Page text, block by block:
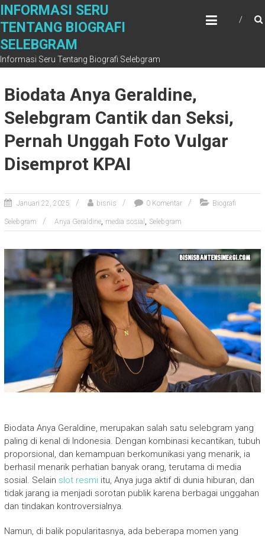
S
p
t
o
INFORMASI SERU
TENTANG BIOGRAFI
SELEBGRAM
Informasi Seru Tentang Biografi Selebgram
Biodata Anya Geraldine,
Selebgram Cantik dan Seksi,
Pernah Unggah Foto Vulgar
Disemprot KPAI
Januari 22, 2025 bisnis 0 Komentar Biografi
Selebgram Anya Geraldine, media sosial , Selebgram
Biodata Anya Geraldine, merupakan salah satu selebgram yang
paling di kenal di Indonesia. Dengan kombinasi kecantikan, tubuh
proporsional, dan kemampuan berkomunikasi yang menarik, ia
berhasil menarik perhatian banyak orang, terutama di media
sosial. Selain slot resmiitu, Anya juga aktif di dunia hiburan, dan
tidak jarang ia menjadi sorotan publik karena berbagai unggahan
dan tindakan kontroversialnya.
Namun, di balik popularitasnya, ada beberapa momen yang